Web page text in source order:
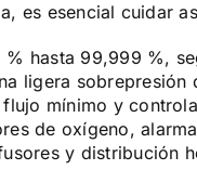
es esencial cuidar
% hasta 99,999 %,
ligera sobrepresión
mínimo y
de oxígeno,
y distribución